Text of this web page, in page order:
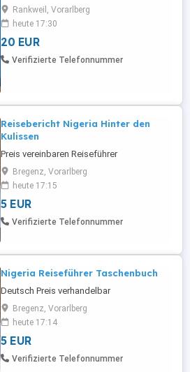
Rankweil, Vorarlberg
heute 17:30
20 EUR
Verifizierte Telefonnummer
Reisebericht Nigeria Hinter den
Kulissen
Preis vereinbaren Reiseführer
Bregenz, Vorarlberg
heute 17:15
5 EUR
Verifizierte Telefonnummer
Nigeria Reiseführer Taschenbuch
Deutsch Preis verhandelbar
Bregenz, Vorarlberg
heute 17:14
5 EUR
Verifizierte Telefonnummer